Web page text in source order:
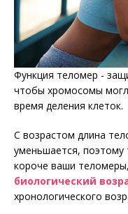
Функция теломер -
чтобы хромосомы
время деления клеток.
С возрастом длина
уменьшается,
короче ваши теломеры,
биологический
хронологического